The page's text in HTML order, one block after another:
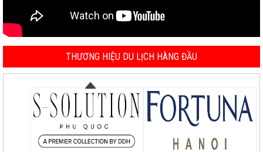
THƯƠNG HIỆU DU LỊCH HÀNG ĐẦU